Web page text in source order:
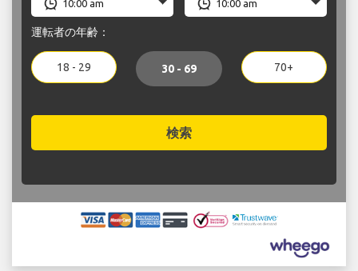
運転者の年齢：
18 - 29 30 - 69 70+
検索